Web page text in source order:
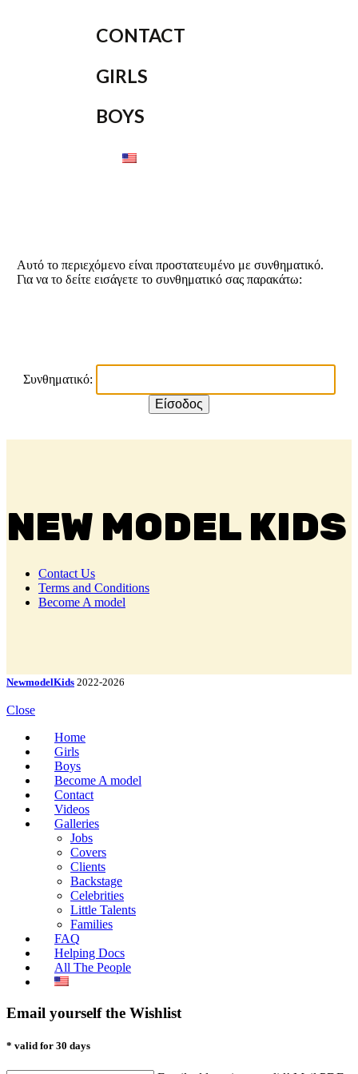
CONTACT
GIRLS
BOYS
Αυτό το περιεχόμενο είναι προστατευμένο με συνθηματικό.
Για να το δείτε εισάγετε το συνθηματικό σας παρακάτω:
Συνθηματικό:
NEW MODEL KIDS
Contact Us
Terms and Conditions
Become A model
NewmodelKids 2022-2026
Close
Home
Girls
Boys
Become A model
Contact
Videos
Galleries
Jobs
Covers
Clients
Backstage
Celebrities
Little Talents
Families
FAQ
Helping Docs
All The People
Email yourself the Wishlist
* valid for 30 days